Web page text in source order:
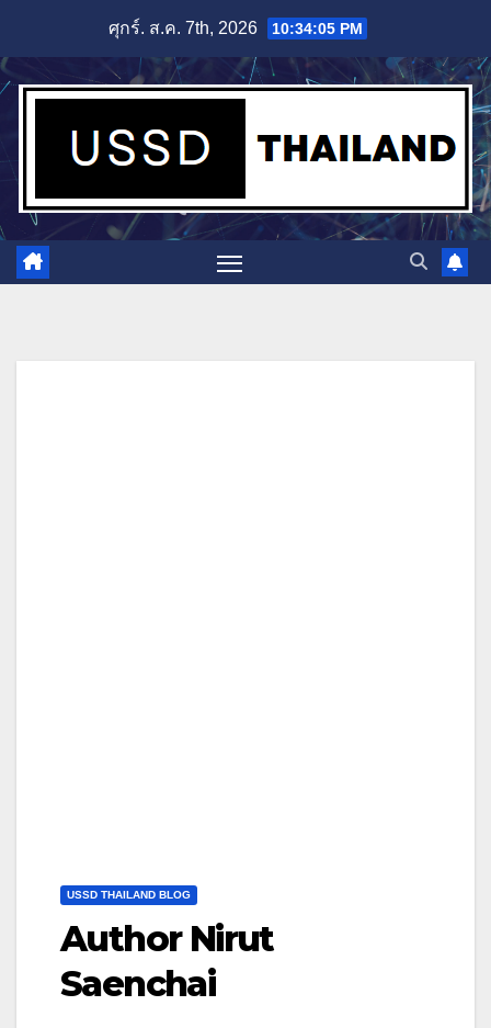
content
ศุกร์. ส.ค. 7th, 2026 10:34:06 PM
USSD THAILAND BLOG
Author Nirut
Saenchai